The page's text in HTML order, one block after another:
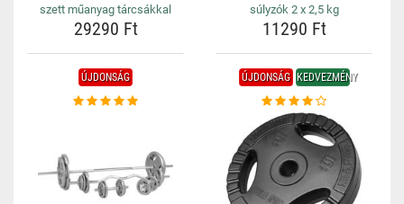
szett műanyag tárcsákkal
29290 Ft
súlyzók 2 x 2,5 kg
11290 Ft
ÚJDONSÁG ÚJDONSÁG KEDVEZMÉNY